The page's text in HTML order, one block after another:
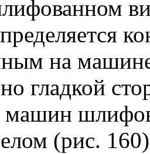
на
гладкой
машин
(рис.